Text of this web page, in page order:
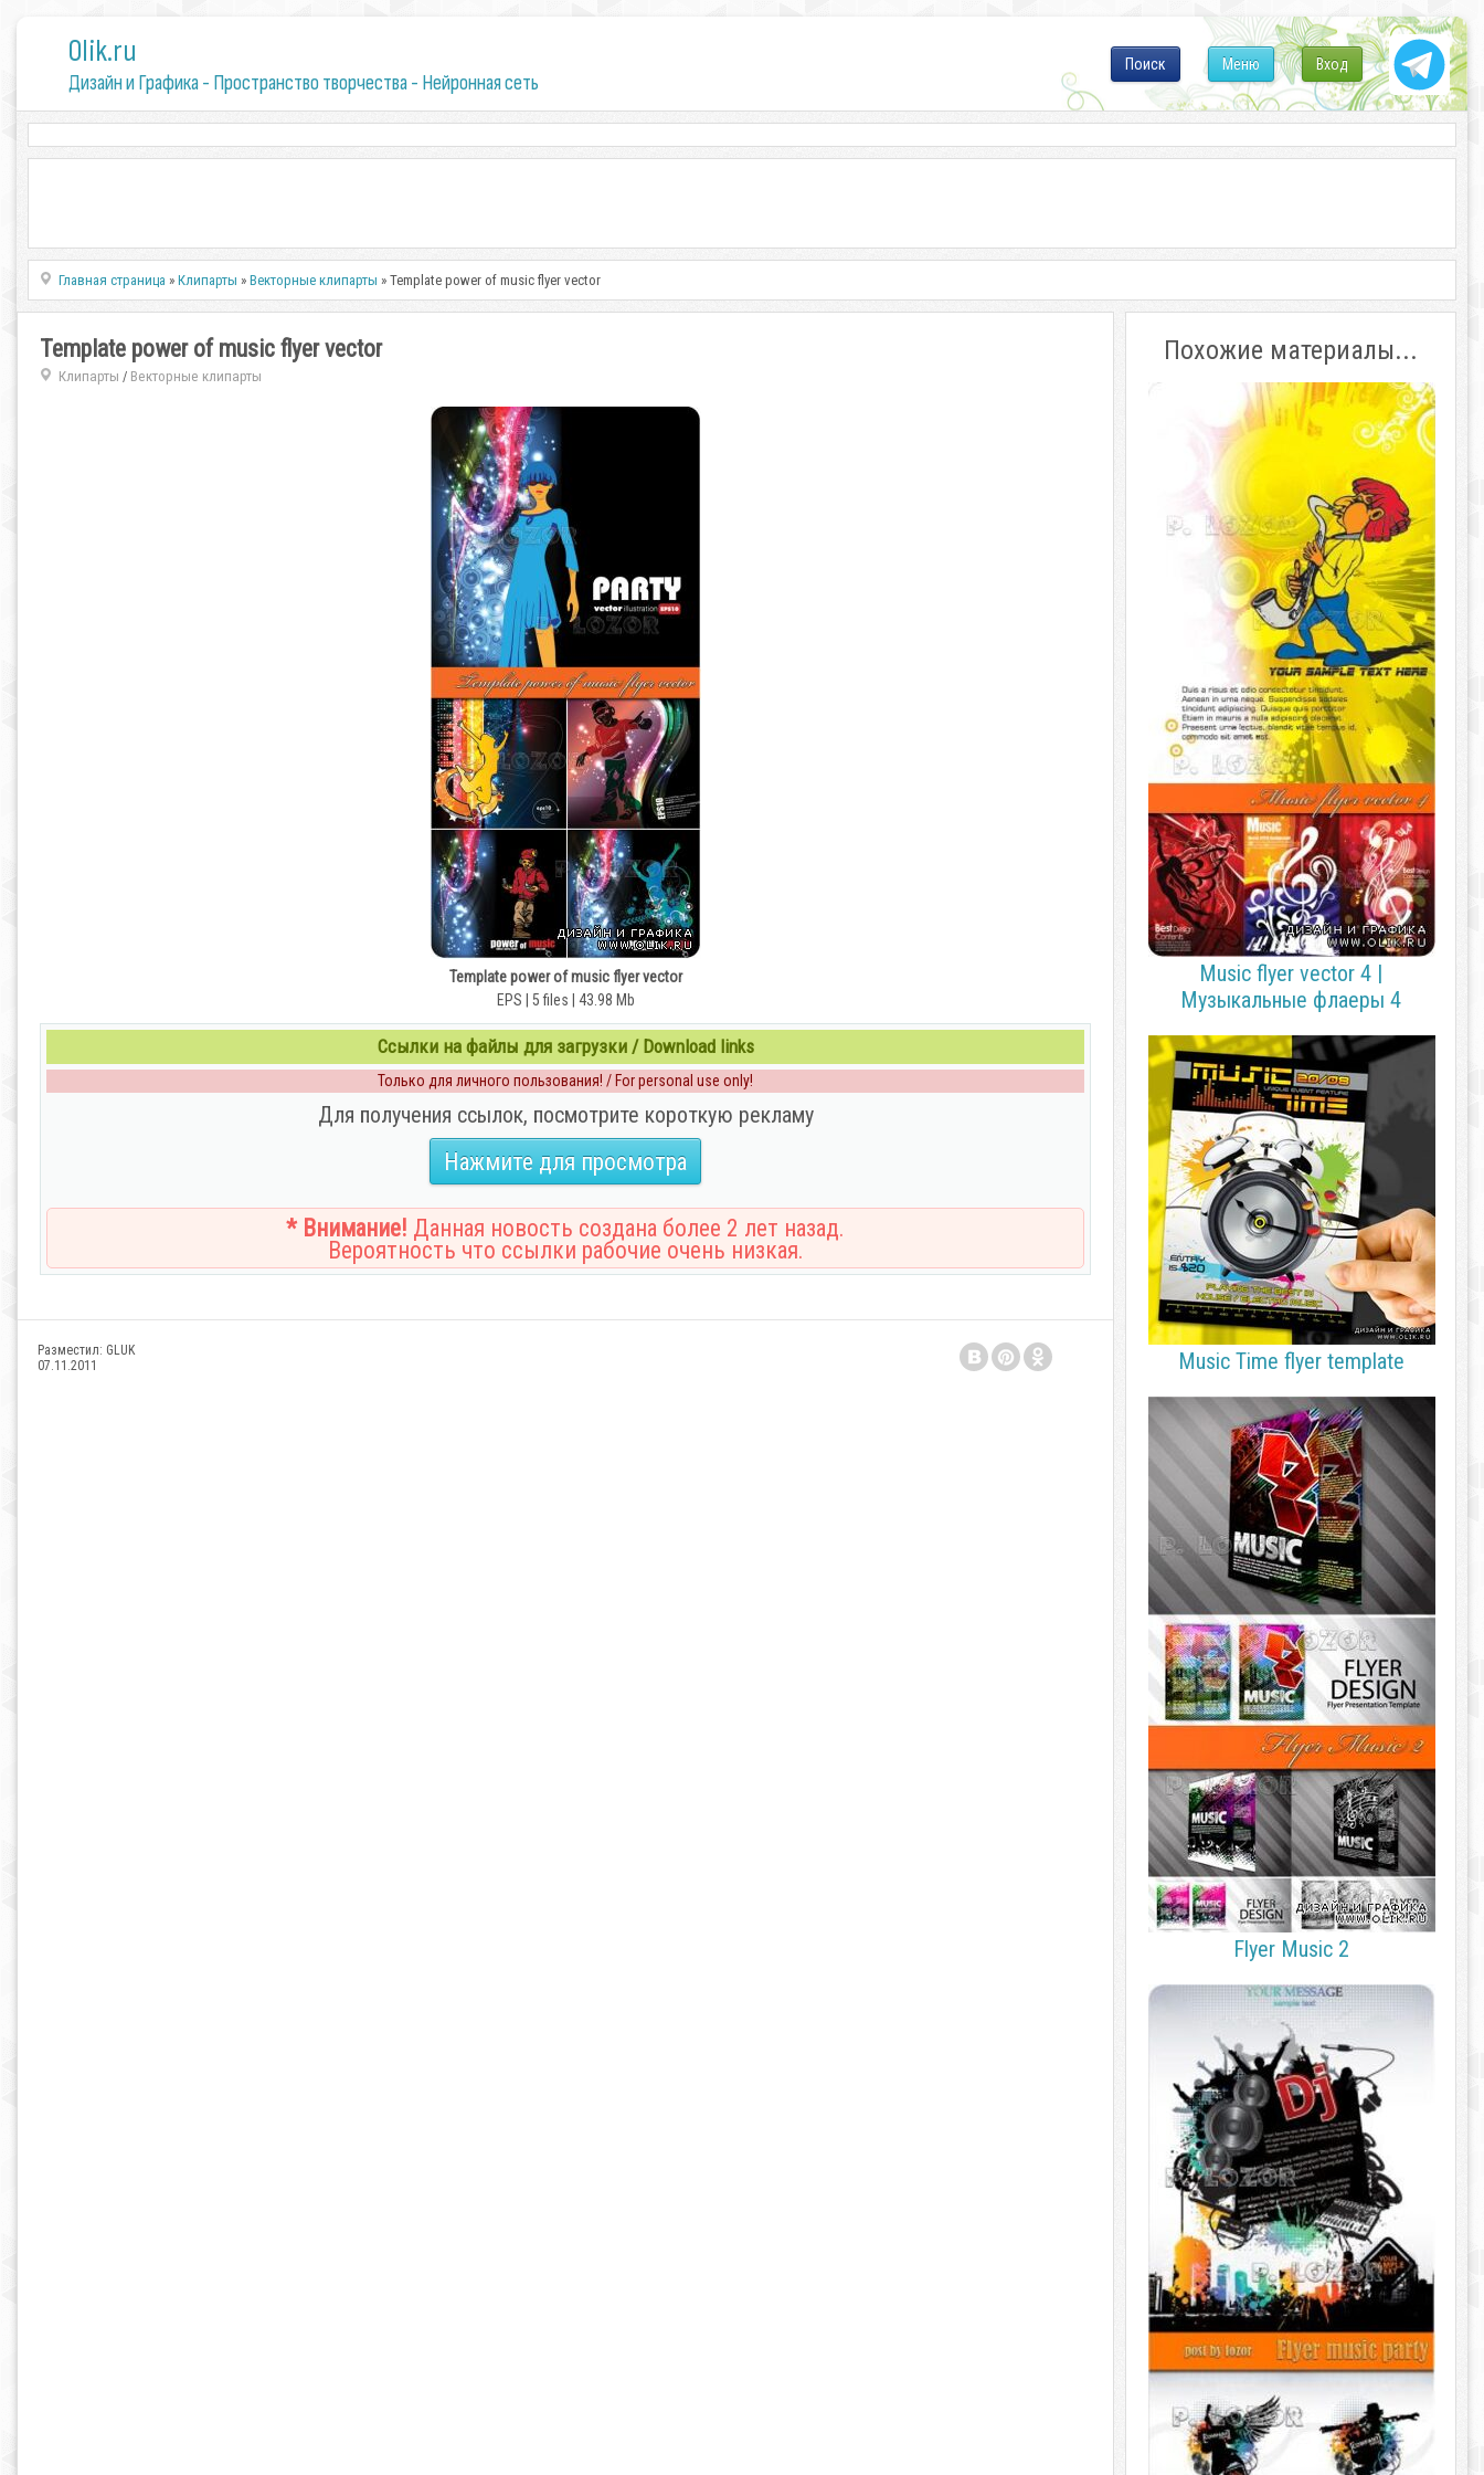
0lik.ru
Дизайн и Графика - Пространство творчества - Нейронная сеть
Вход
Меню
Поиск
Главная страница »Клипарты »Векторные клипарты » Template power of music flyer vector
Template power of music flyer vector
Клипарты / Векторные клипарты
Template power of music flyer vector
EPS | 5 files | 43.98 Mb
Ссылки на файлы для загрузки / Download links
Только для личного пользования! / For personal use only!
Для получения ссылок, посмотрите короткую рекламу
Нажмите для просмотра
* Внимание! Данная новость создана более 2 лет назад.
Вероятность что ссылки рабочие очень низкая.
Разместил: GLUK
07.11.2011
Похожие материалы...
Music flyer vector 4 |
Музыкальные флаеры 4
Music Time flyer template
Flyer Music 2